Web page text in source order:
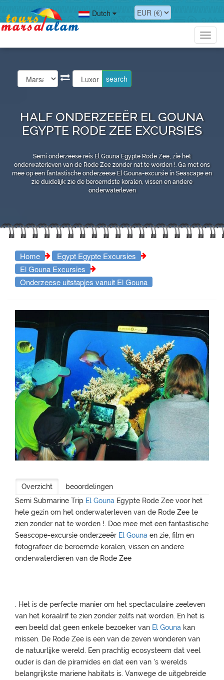
Dutch
HALF ONDERZEEËR EL GOUNA
EGYPTE RODE ZEE EXCURSIES
Semi onderzeese reis El Gouna Egypte Rode Zee, zie het
onderwaterleven van de Rode Zee zonder nat te worden !. Ga met ons
mee op een fantastische onderzeese El Gouna-excursie in Seascape en
zie duidelijk: zie de beroemdste koralen, vissen en andere
onderwaterleven
Home
Egypt Egypte Excursies
El Gouna Excursies
Onderzeese uitstapjes vanuit El Gouna
Overzicht
beoordelingen
Semi Submarine Trip El Gouna Egypte Rode Zee voor het
hele gezin om het onderwaterleven van de Rode Zee te
zien zonder nat te worden !. Doe mee met een fantastische
Seascope-excursie onderzeeër El Gouna en zie, film en
fotografeer de beroemde koralen, vissen en andere
onderwaterdieren van de Rode Zee
. Het is de perfecte manier om het spectaculaire zeeleven
van het koraalrif te zien zonder zelfs nat worden. En het is
een beeld dat geen enkele bezoeker van El Gouna kan
missen. De Rode Zee is een van de zeven wonderen van
de natuurlijke wereld. Een prachtig ecosysteem dat veel
ouder is dan de piramides en dat een van 's werelds
belangrijkste mariene habitats is. Vanwege de uitgebreide